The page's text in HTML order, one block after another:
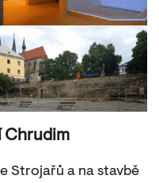
Chrudim
Strojařů a na stavbě